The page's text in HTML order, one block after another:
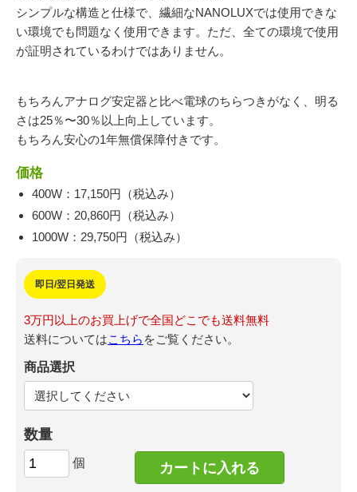
シンプルな構造と仕様で、繊細なNANOLUXでは使用できな
い環境でも問題なく使用できます。ただ、全ての環境で使用
が証明されているわけではありません。
もちろんアナログ安定器と比べ電球のちらつきがなく、明る
さは25％〜30％以上向上しています。
もちろん安心の1年無償保障付きです。
価格
400W：17,150円（税込み）
600W：20,860円（税込み）
1000W：29,750円（税込み）
即日/翌日発送
3万円以上のお買上げで全国どこでも送料無料
送料についてはこちら をご覧ください。
商品選択
数量
個